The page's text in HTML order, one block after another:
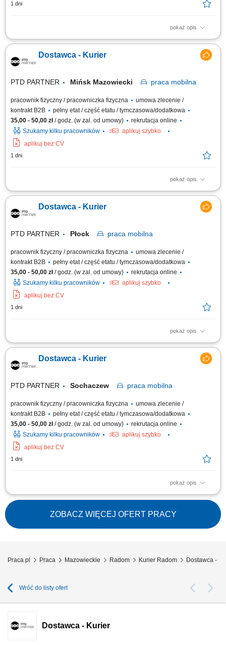
1 dni
pokaż opis
Zakres obowiązków Odbieranie i dostarczanie posiłków/zakupów;
Utrzymywanie dobrych relacji z klientami;
Dostawca - Kurier
PTD PARTNER Mińsk Mazowiecki praca mobilna
pracownik fizyczny / pracowniczka fizyczna
umowa zlecenie /
kontrakt B2B
pełny etat / część etatu / tymczasowa/dodatkowa
35,00 - 50,00 zł/ godz. (w zal. od umowy)
rekrutacja online
Szukamy kilku pracowników
aplikuj szybko
aplikuj bez CV
1 dni
pokaż opis
Zakres obowiązków Odbieranie i dostarczanie posiłków/zakupów;
Utrzymywanie dobrych relacji z klientami;
Dostawca - Kurier
PTD PARTNER Płock praca mobilna
pracownik fizyczny / pracowniczka fizyczna
umowa zlecenie /
kontrakt B2B
pełny etat / część etatu / tymczasowa/dodatkowa
35,00 - 50,00 zł/ godz. (w zal. od umowy)
rekrutacja online
Szukamy kilku pracowników
aplikuj szybko
aplikuj bez CV
1 dni
pokaż opis
Zakres obowiązków Odbieranie i dostarczanie posiłków/zakupów;
Utrzymywanie dobrych relacji z klientami;
Dostawca - Kurier
PTD PARTNER Sochaczew praca mobilna
pracownik fizyczny / pracowniczka fizyczna
umowa zlecenie /
kontrakt B2B
pełny etat / część etatu / tymczasowa/dodatkowa
35,00 - 50,00 zł/ godz. (w zal. od umowy)
rekrutacja online
Szukamy kilku pracowników
aplikuj szybko
aplikuj bez CV
1 dni
pokaż opis
Zakres obowiązków Odbieranie i dostarczanie posiłków/zakupów;
Zabezpieczanie przesyłek przed ewentualnymi uszkodzeniami;
Utrzymywanie dobrych relacji z klientami;
ZOBACZ WIĘCEJ OFERT PRACY
Praca.pl Praca Mazowieckie Radom Kurier Radom Dostawca -
Wróć do listy ofert
Dostawca - Kurier